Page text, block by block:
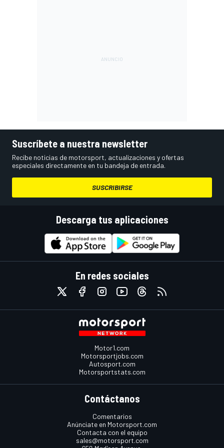
Suscríbete a nuestra newsletter
Recibe noticias de motorsport, actualizaciones y ofertas
especiales directamente en tu bandeja de entrada.
SUSCRIBIRSE
Descarga tus aplicaciones
En redes sociales
Motor1.com
Motorsportjobs.com
Autosport.com
Motorsportstats.com
Contáctanos
Comentarios
Anúnciate en Motorsport.com
Contacta con el equipo
sales@motorsport.com